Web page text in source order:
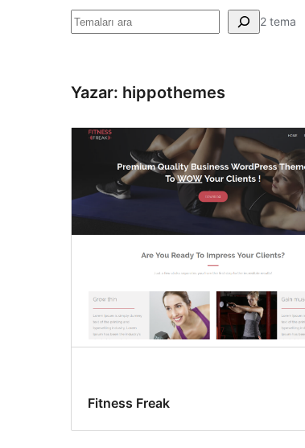
Ara 2 tema
Yazar: hippothemes
Fitness Freak